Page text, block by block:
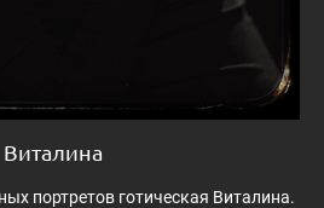
Виталина
портретов готическая Виталина.